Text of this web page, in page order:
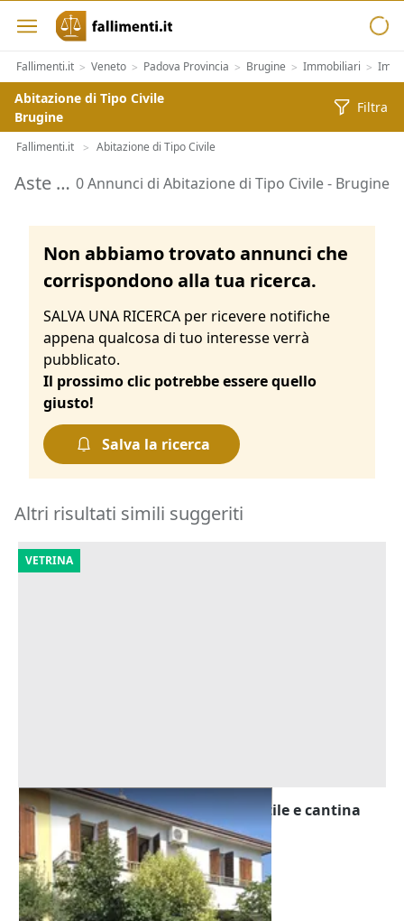
Fallimenti.it > Veneto > Padova Provincia > Brugine > Immobiliari >
Abitazione di Tipo Civile
Brugine
Filtra
Fallimenti.it > Abitazione di Tipo Civile
Aste di Abitazione di Tipo Civile Brugine 0 Annunci di Abitazione di Tipo Civile - Brugine
Non abbiamo trovato annunci che
corrispondono alla tua ricerca.
SALVA UNA RICERCA per ricevere notifiche
appena qualcosa di tuo interesse verrà
pubblicato.
Il prossimo clic potrebbe essere quello
giusto!
Salva la ricerca
Altri risultati simili suggeriti
VETRINA
Asta Abitazione cielo terra con cortile e cantina
Montegrotto Terme (Padova)
Offerta minima
195.000 €
20/10/2026